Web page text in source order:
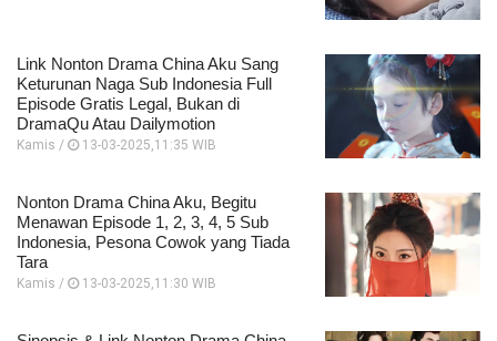
Link Nonton Drama China Aku Sang
Keturunan Naga Sub Indonesia Full
Episode Gratis Legal, Bukan di
DramaQu Atau Dailymotion
Kamis / 13-03-2025,11:35 WIB
Nonton Drama China Aku, Begitu
Menawan Episode 1, 2, 3, 4, 5 Sub
Indonesia, Pesona Cowok yang Tiada
Tara
Kamis / 13-03-2025,11:30 WIB